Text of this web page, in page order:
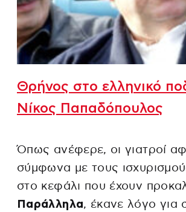
Θρήνος στο ελληνικό
Νίκος Παπαδόπουλος
Όπως ανέφερε, οι γιατροί
σύμφωνα με τους
στο κεφάλι που έχουν
Παράλληλα, έκανε λόγο για